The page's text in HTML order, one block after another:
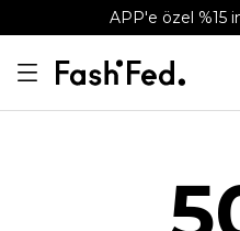
APP'e özel %15